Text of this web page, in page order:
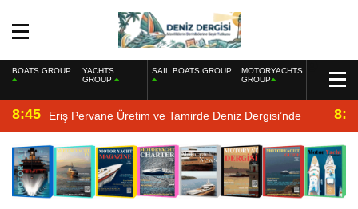
BOATS GROUP
YACHTS
GROUP
SAIL BOATS GROUP
MOTORYACHTS
GROUP
8:45 Eriş Pervane Üretim ve Tamirde Deniz Dergisi’nde